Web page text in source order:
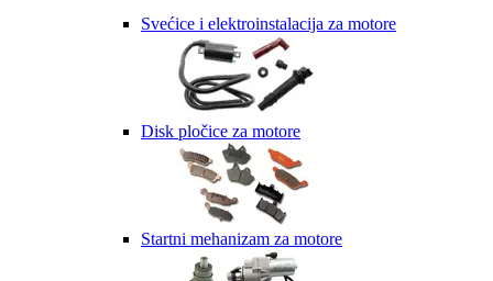
Svećice i elektroinstalacija za motore
Disk pločice za motore
Startni mehanizam za motore